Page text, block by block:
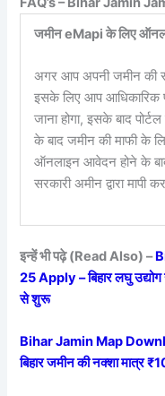
जमीन eMapi के लिए
अगर आप अपनी जमीन की
इसके लिए आप
जाना होगा, इसके बाद
के बाद जमीन की माफी के
ऑनलाइन आवेदन होने के
सरकारी अमीन द्वारा मापी
इन्हें भी पढ़े (Read Also) –
25 Apply – बिहार लघु
से शुरू
Bihar Jamin Map
बिहार जमीन की नक्शा मात्र